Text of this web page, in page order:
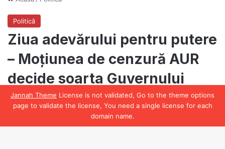
Jannah Theme License is not validated, Go to the theme options
page to validate the license, You need a single license for each
domain name.
Facebook